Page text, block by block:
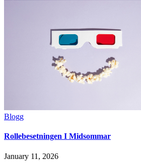
Blogg
Rollebesetningen I Midsommar
January 11, 2026